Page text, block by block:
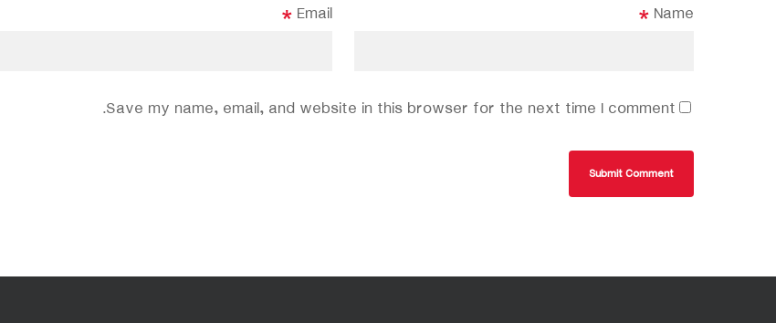
Name
*
Email
*
Save my name, email, and website in this browser for the next time I comment.